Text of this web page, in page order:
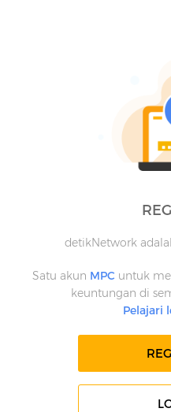
detikNetwork
Satu akun MPC untuk
keuntungan di
Pelajari